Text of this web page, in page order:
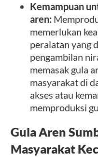
Kemampuan
aren:
memerlukan
peralatan yang
pengambilan
memasak gula
masyarakat di
akses atau
memproduksi
Gula Aren
Masyarakat